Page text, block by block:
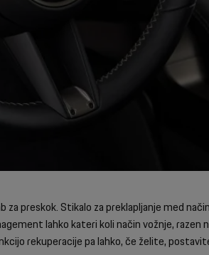
preskok. Stikalo za preklapljanje med
lahko kateri koli način vožnje, razen
rekuperacije pa lahko, če želite,